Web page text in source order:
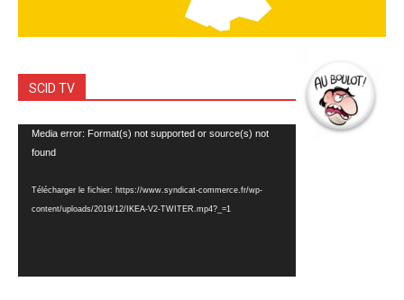
SCID TV
Lecteur
vidéo
Media error: Format(s) not supported or source(s) not
found
Télécharger le fichier: https://www.syndicat-commerce.fr/wp-
content/uploads/2019/12/IKEA-V2-TWITER.mp4?_=1